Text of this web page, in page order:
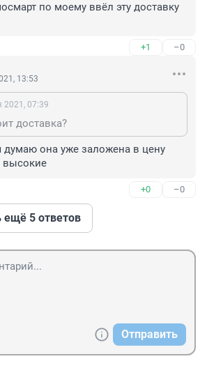
по моему ввёл эту доставку
+1 –0
13:53
2021, 07:39
доставка?
думаю она уже заложена в цену
высокие
+0 –0
ещё 5 ответов
Отправить